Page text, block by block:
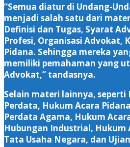
“Semua diatur di Undang-
menjadi salah satu dari
Definisi dan Tugas, Syarat
Profesi, Organisasi Advokat,
Pidana. Sehingga mereka
memiliki pemahaman yang
Advokat,” tandasnya.
Selain materi lainnya, seperti
Perdata, Hukum Acara
Perdata Agama, Hukum
Hubungan Industrial, Hukum
Tata Usaha Negara, dan